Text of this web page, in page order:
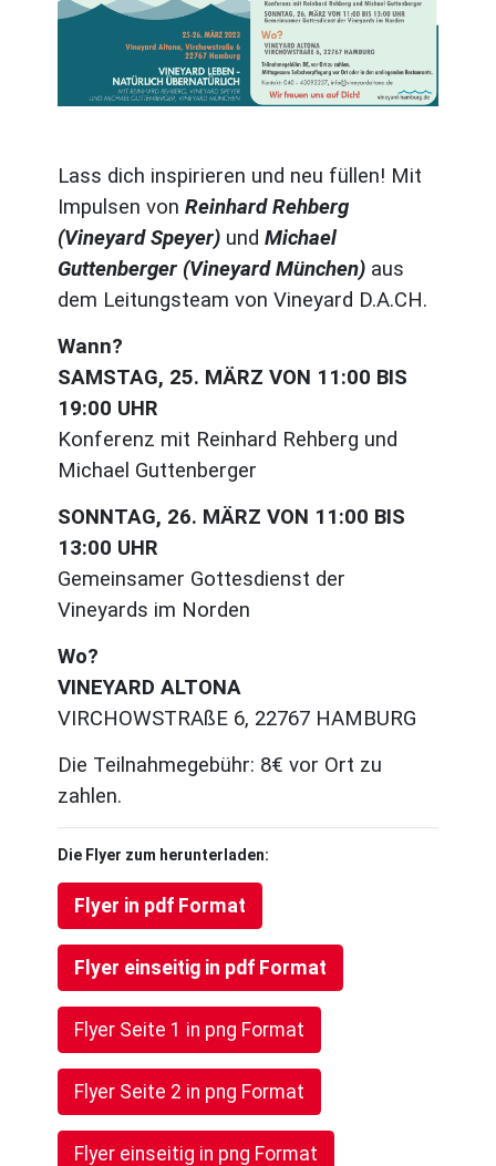
Lass dich inspirieren und neu füllen! Mit
Impulsen vonReinhard Rehberg
(Vineyard Speyer) undMichael
Guttenberger (Vineyard München) aus
dem Leitungsteam von Vineyard D.A.CH.
Wann?
SAMSTAG, 25. MÄRZ VON 11:00 BIS
19:00 UHR
Konferenz mit Reinhard Rehberg und
Michael Guttenberger
SONNTAG, 26. MÄRZ VON 11:00 BIS
13:00 UHR
Gemeinsamer Gottesdienst der
Vineyards im Norden
Wo?
VINEYARD ALTONA
VIRCHOWSTRAßE 6, 22767 HAMBURG
Die Teilnahmegebühr: 8€ vor Ort zu
zahlen.
Die Flyer zum herunterladen:
Flyer in pdf Format
Flyer einseitig in pdf Format
Flyer Seite 1 in png Format
Flyer Seite 2 in png Format
Flyer einseitig in png Format